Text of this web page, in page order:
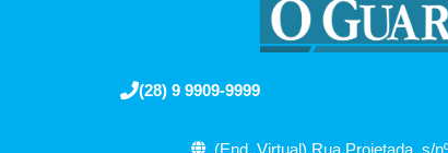
(28) 9 9909-9999
(End. Virtual) Rua Projetada, s/